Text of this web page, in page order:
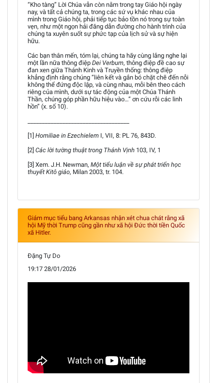
“Kho tàng” Lời Chúa vẫn còn nằm trong tay Giáo hội ngày
nay, và tất cả chúng ta, trong các sứ vụ khác nhau của
mình trong Giáo hội, phải tiếp tục bảo tồn nó trong sự toàn
vẹn, như một ngọn hải đăng dẫn đường cho hành trình của
chúng ta xuyên suốt sự phức tạp của lịch sử và sự hiện
hữu.
Các bạn thân mến, tóm lại, chúng ta hãy cùng lắng nghe lại
một lần nữa thông điệp Dei Verbum, thông điệp đề cao sự
đan xen giữa Thánh Kinh và Truyền thống: thông điệp
khẳng định rằng chúng “liên kết và gắn bó chặt chẽ đến nỗi
không thể đứng độc lập, và cùng nhau, mỗi bên theo cách
riêng của mình, dưới sự tác động của một Chúa Thánh
Thần, chúng góp phần hữu hiệu vào…” ơn cứu rỗi các linh
hồn” (x. số 10).
[1] Homiliae in Ezechielem I, VII, 8: PL 76, 843D.
[2] Các lời tường thuật trong Thánh Vịnh 103, IV, 1
[3] Xem. J.H. Newman, Một tiểu luận về sự phát triển học
thuyết Kitô giáo, Milan 2003, tr. 104.
Giám mục tiểu bang Arkansas nhận xét chua chát rằng xã
hội Mỹ thời Trump cũng gần như xã hội Đức thời tiền Quốc
xã Hitler.
Đặng Tự Do
19:17 28/01/2026